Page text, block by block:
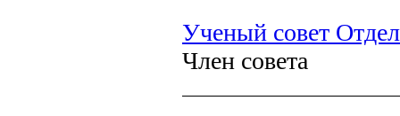
Ученый совет
Член совета